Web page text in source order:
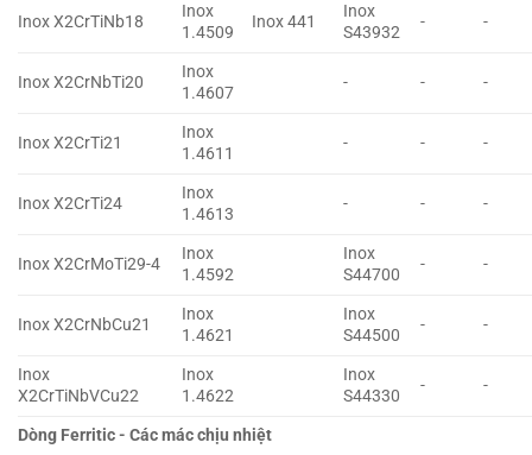
Inox X2CrTiNb18
Inox
1.4509
Inox 441
Inox
S43932
- -
Inox X2CrNbTi20
Inox
1.4607
- - -
Inox X2CrTi21
Inox
1.4611
- - -
Inox X2CrTi24
Inox
1.4613
- - -
Inox X2CrMoTi29-4
Inox
1.4592
Inox
S44700
- -
Inox X2CrNbCu21
Inox
1.4621
Inox
S44500
- -
Inox
X2CrTiNbVCu22
Inox
1.4622
Inox
S44330
- -
Dòng Ferritic - Các mác chịu nhiệt